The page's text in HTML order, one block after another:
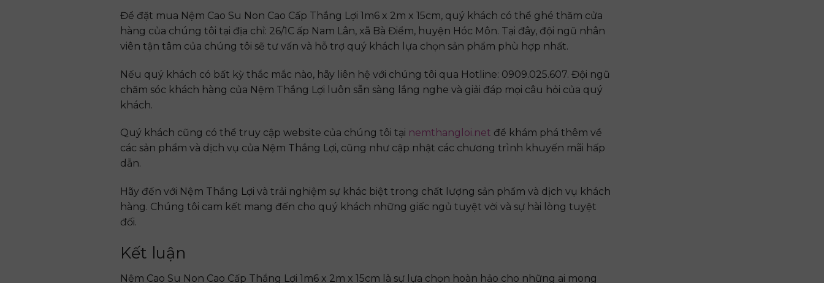
Để đặt mua Nệm Cao Su Non Cao Cấp Thắng Lợi 1m6 x 2m x 15cm, quý khách có thể ghé thăm cửa
hàng của chúng tôi tại địa chỉ: 26/1C ấp Nam Lân, xã Bà Điểm, huyện Hóc Môn. Tại đây, đội ngũ nhân
viên tận tâm của chúng tôi sẽ tư vấn và hỗ trợ quý khách lựa chọn sản phẩm phù hợp nhất.
Nếu quý khách có bất kỳ thắc mắc nào, hãy liên hệ với chúng tôi qua Hotline: 0909.025.607. Đội ngũ
chăm sóc khách hàng của Nệm Thắng Lợi luôn sẵn sàng lắng nghe và giải đáp mọi câu hỏi của quý
khách.
Quý khách cũng có thể truy cập website của chúng tôi tại nemthangloi.net để khám phá thêm về
các sản phẩm và dịch vụ của Nệm Thắng Lợi, cũng như cập nhật các chương trình khuyến mãi hấp
dẫn.
Hãy đến với Nệm Thắng Lợi và trải nghiệm sự khác biệt trong chất lượng sản phẩm và dịch vụ khách
hàng. Chúng tôi cam kết mang đến cho quý khách những giấc ngủ tuyệt vời và sự hài lòng tuyệt
đối.
Kết luận
Nệm Cao Su Non Cao Cấp Thắng Lợi 1m6 x 2m x 15cm là sự lựa chọn hoàn hảo cho những ai mong